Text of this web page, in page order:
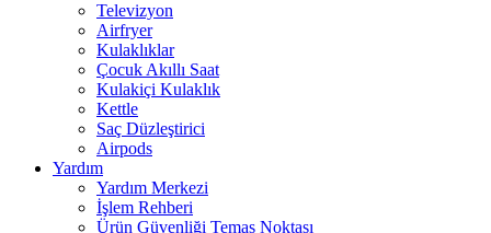
Televizyon
Airfryer
Kulaklıklar
Çocuk Akıllı Saat
Kulakiçi Kulaklık
Kettle
Saç Düzleştirici
Airpods
Yardım
Yardım Merkezi
İşlem Rehberi
Ürün Güvenliği Temas Noktası